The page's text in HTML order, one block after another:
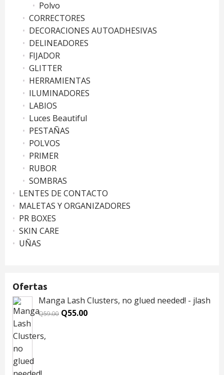
Polvo
CORRECTORES
DECORACIONES AUTOADHESIVAS
DELINEADORES
FIJADOR
GLITTER
HERRAMIENTAS
ILUMINADORES
LABIOS
Luces Beautiful
PESTAÑAS
POLVOS
PRIMER
RUBOR
SOMBRAS
LENTES DE CONTACTO
MALETAS Y ORGANIZADORES
PR BOXES
SKIN CARE
UÑAS
Ofertas
Manga Lash Clusters, no glued needed! - jlash
Q59.00 Original
Q55.00Current